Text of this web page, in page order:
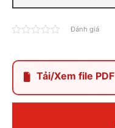
Đánh giá
Tải/Xem file PDF